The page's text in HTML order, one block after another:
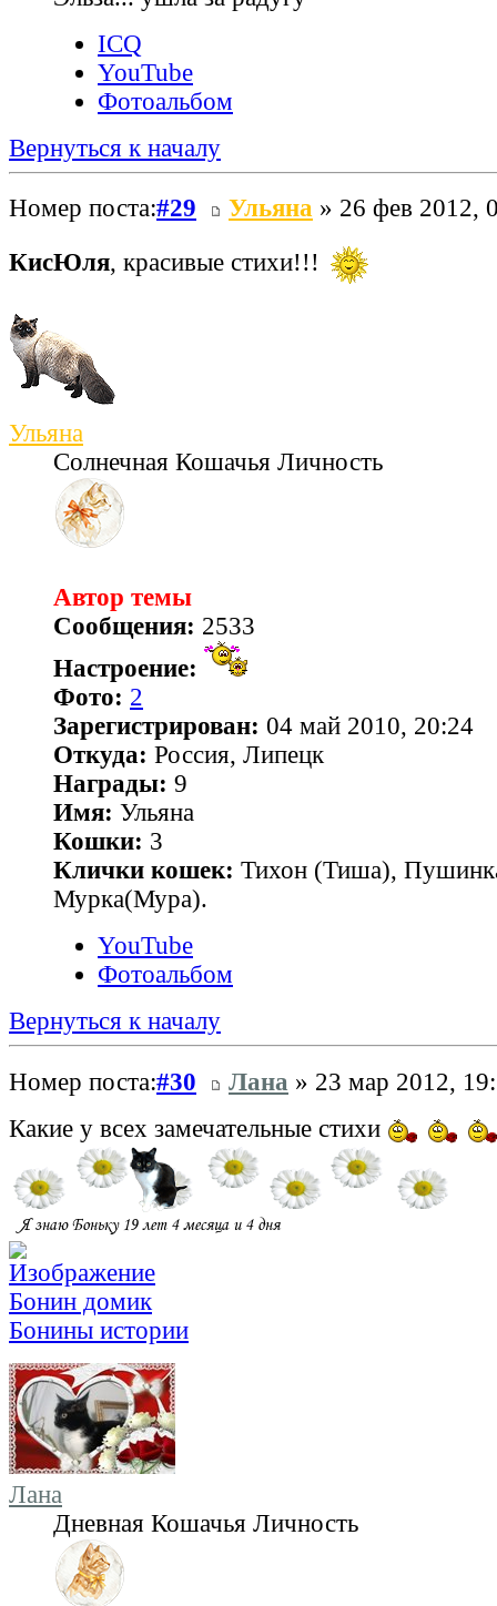
ICQ
YouTube
Фотоальбом
Вернуться к началу
Номер поста:#29 Ульяна » 26 фев 2012,
КисЮля, красивые стихи!!!
Ульяна
Солнечная Кошачья Личность
Автор темы
Сообщения: 2533
Настроение:
Фото: 2
Зарегистрирован: 04 май 2010, 20:24
Откуда: Россия, Липецк
Награды: 9
Имя: Ульяна
Кошки: 3
Клички кошек: Тихон (Тиша),
Мурка(Мура).
YouTube
Фотоальбом
Вернуться к началу
Номер поста:#30 Лана » 23 мар 2012,
Какие у всех замечательные стихи
Бонин домик
Бонины истории
Лана
Дневная Кошачья Личность